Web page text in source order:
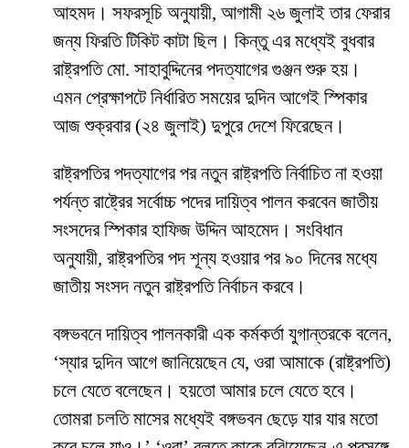
আহমদ। সফরসূচি অনুযায়ী, আগামী ২৬ জুলাই তার ফেরার
জন্য ফিরতি টিকিট কাটা ছিল। কিন্তু এর মধ্যেই বুধবার
রাষ্ট্রপতি মো. সাহাবুদ্দিনের পদত্যাগের গুঞ্জন শুরু হয়।
এমন প্রেক্ষাপটে নির্ধারিত সময়ের দুদিন আগেই স্পিকার
আজ শুক্রবার (২৪ জুলাই) দুপুরে দেশে ফিরেছেন।
রাষ্ট্রপতির পদত্যাগের পর নতুন রাষ্ট্রপতি নির্বাচিত না হওয়া
পর্যন্ত রাষ্ট্রের সর্বোচ্চ পদের দায়িত্ব পালন করবেন জাতীয়
সংসদের স্পিকার হাফিজ উদ্দিন আহমেদ। সংবিধান
অনুযায়ী, রাষ্ট্রপতির পদ শূন্য হওয়ার পর ৯০ দিনের মধ্যে
জাতীয় সংসদ নতুন রাষ্ট্রপতি নির্বাচন করবে।
বঙ্গভবনে দায়িত্ব পালনকারী এক কর্মকর্তা যুগান্তরকে বলেন,
‘স্যার দুদিন আগে জানিয়েছেন যে, ওরা আমাকে (রাষ্ট্রপতি)
চলে যেতে বলেছেন। হয়তো আমার চলে যেতে হবে।
তোমরা চলতি মাসের মধ্যেই বঙ্গভবন ছেড়ে যার যার মতো